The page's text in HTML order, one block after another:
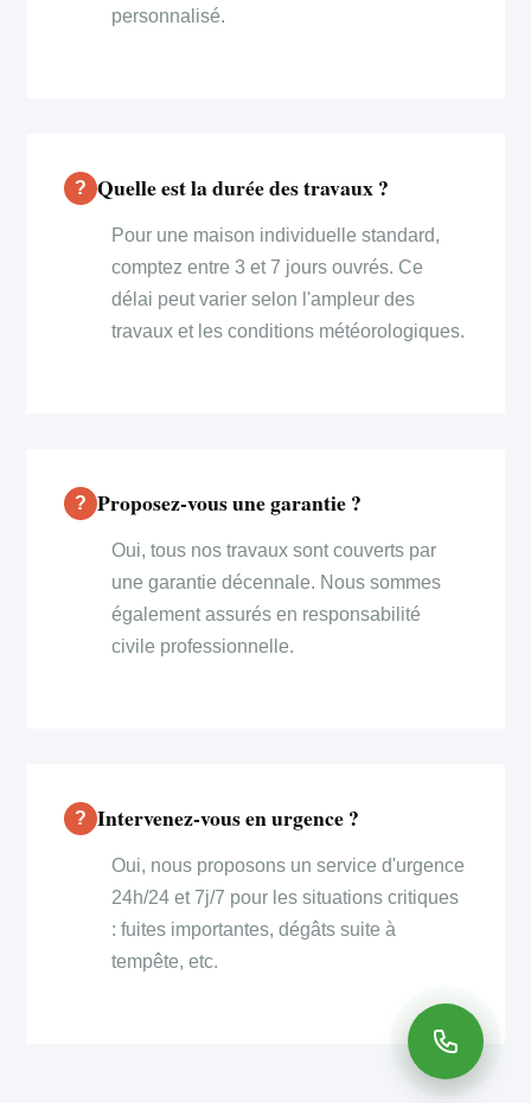
personnalisé.
Quelle est la durée des travaux ?
Pour une maison individuelle standard,
comptez entre 3 et 7 jours ouvrés. Ce
délai peut varier selon l'ampleur des
travaux et les conditions météorologiques.
Proposez-vous une garantie ?
Oui, tous nos travaux sont couverts par
une garantie décennale. Nous sommes
également assurés en responsabilité
civile professionnelle.
Intervenez-vous en urgence ?
Oui, nous proposons un service d'urgence
24h/24 et 7j/7 pour les situations critiques
: fuites importantes, dégâts suite à
tempête, etc.